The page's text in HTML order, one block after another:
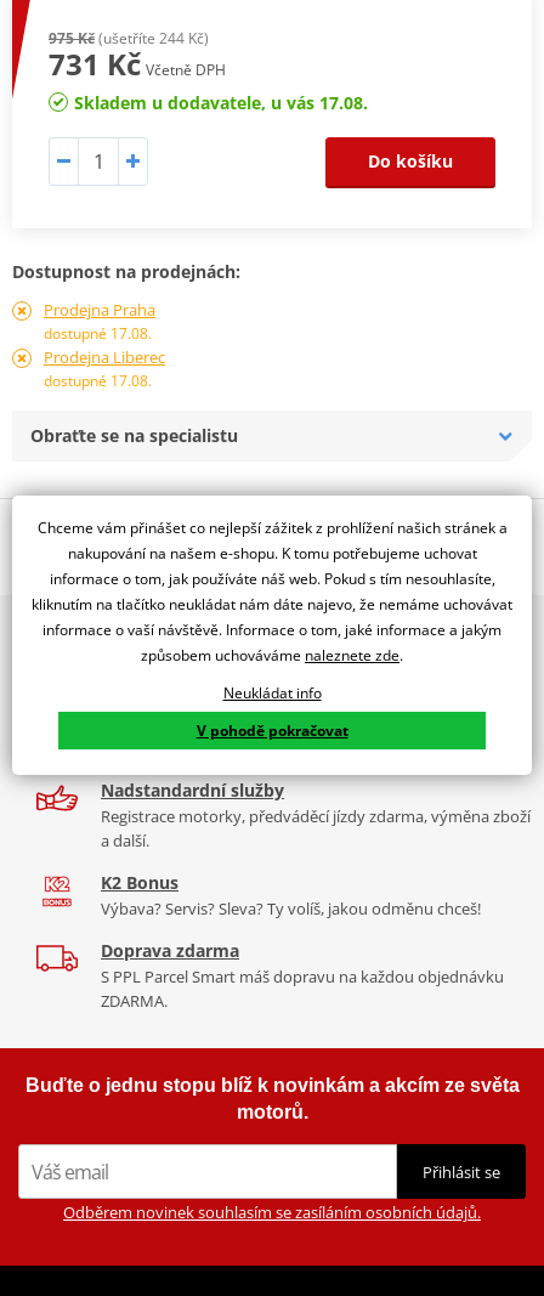
975 Kč(ušetříte 244 Kč)
731 Kč Včetně DPH
Skladem u dodavatele, u vás 17.08.
Do košíku
Dostupnost na prodejnách:
Prodejna Praha
dostupné 17.08.
Prodejna Liberec
dostupné 17.08.
Obraťte se na specialistu
Popis a parametry
Jsme autorizovaný
dealer značky SHAD
Montážní sada pro opěrku SHAD DORP. Opěrka není součástí.
Aktuální online katalog výrobce-klikněte zde
2x multibrand showroom
9 značek motocyklů, servis, oblečení, doplňky i náhradní
Více než 30 let zkušeností
Za řídítky motorek, v servisu i prodeji moto vybavení
Nadstandardní služby
Registrace motorky, předváděcí jízdy zdarma, výměna zboží
a další.
K2 Bonus
Výbava? Servis? Sleva? Ty volíš, jakou odměnu chceš!
Doprava zdarma
S PPL Parcel Smart máš dopravu na každou objednávku
ZDARMA.
Buďte o jednu stopu blíž k novinkám a akcím ze světa
motorů.
Přihlásit se
Odběrem novinek souhlasím se zasíláním osobních údajů.
Chceme vám přinášet co nejlepší zážitek z prohlížení našich stránek a
nakupování na našem e-shopu. K tomu potřebujeme uchovat
informace o tom, jak používáte náš web. Pokud s tím nesouhlasíte,
kliknutím na tlačítko neukládat nám dáte najevo, že nemáme uchovávat
informace o vaší návštěvě. Informace o tom, jaké informace a jakým
způsobem uchováváme naleznete zde.
Neukládat info
V pohodě pokračovat